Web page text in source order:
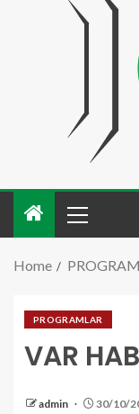
Home
PROGRAMLAR
VAR
admin 30/10/